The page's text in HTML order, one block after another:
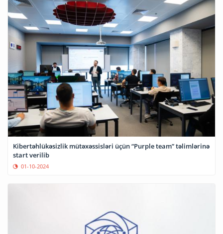
Kibertəhlükəsizlik mütəxəssisləri üçün “Purple team” təlimlərinə
start verilib
01-10-2024